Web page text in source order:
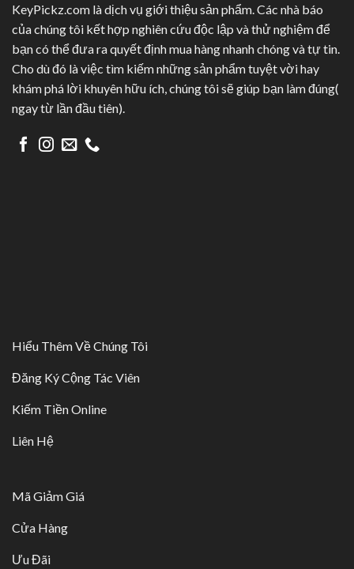
KeyPickz.com là dịch vụ giới thiệu sản phẩm. Các nhà báo
của chúng tôi kết hợp nghiên cứu độc lập và thử nghiệm để
bạn có thể đưa ra quyết định mua hàng nhanh chóng và tự tin.
Cho dù đó là việc tìm kiếm những sản phẩm tuyệt vời hay
khám phá lời khuyên hữu ích, chúng tôi sẽ giúp bạn làm đúng(
ngay từ lần đầu tiên).
Hiểu Thêm Về Chúng Tôi
Đăng Ký Cộng Tác Viên
Kiếm Tiền Online
Liên Hệ
Mã Giảm Giá
Cửa Hàng
Ưu Đãi